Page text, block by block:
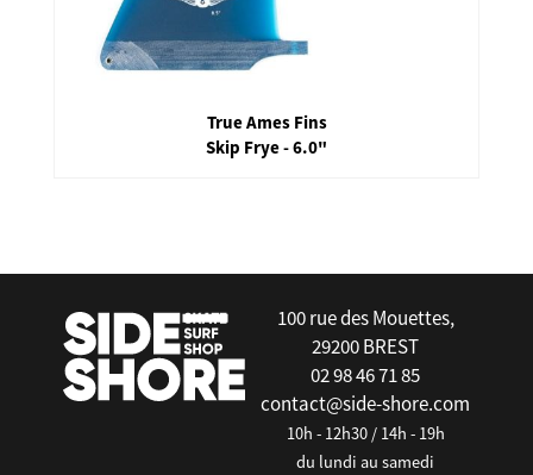
True Ames Fins
Skip Frye - 6.0"
100 rue des Mouettes,
29200 BREST
02 98 46 71 85
contact@side-shore.com
10h - 12h30 / 14h - 19h
du lundi au samedi